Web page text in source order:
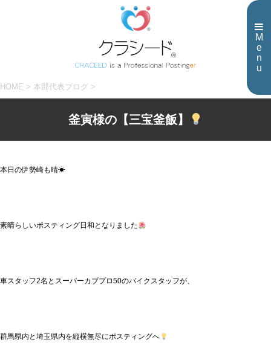
M
e
n
u
HOME > 本部代表ブログ >
釜寅様の【三宝釜飯】
本日の伊勢崎も晴☀
素晴らしいポスティング日和となりました
車スタッフ2名とスーパーカブプロ50のバイクスタッフが、
群馬県内と埼玉県内を縦横無尽にポスティングへ